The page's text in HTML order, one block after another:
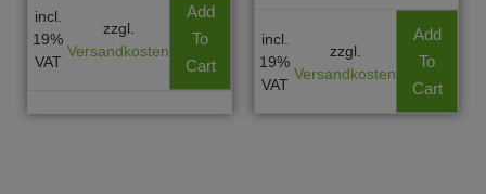
incl.
19%
VAT
zzgl.
Versandkosten
Add
To
Cart
incl.
19%
VAT
zzgl.
Versandkosten
Add
To
Cart